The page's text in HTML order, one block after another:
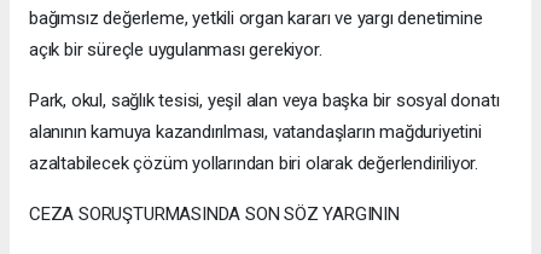
bağımsız değerleme, yetkili organ kararı ve yargı denetimine
açık bir süreçle uygulanması gerekiyor.
Park, okul, sağlık tesisi, yeşil alan veya başka bir sosyal donatı
alanının kamuya kazandırılması, vatandaşların mağduriyetini
azaltabilecek çözüm yollarından biri olarak değerlendiriliyor.
CEZA SORUŞTURMASINDA SON SÖZ YARGININ